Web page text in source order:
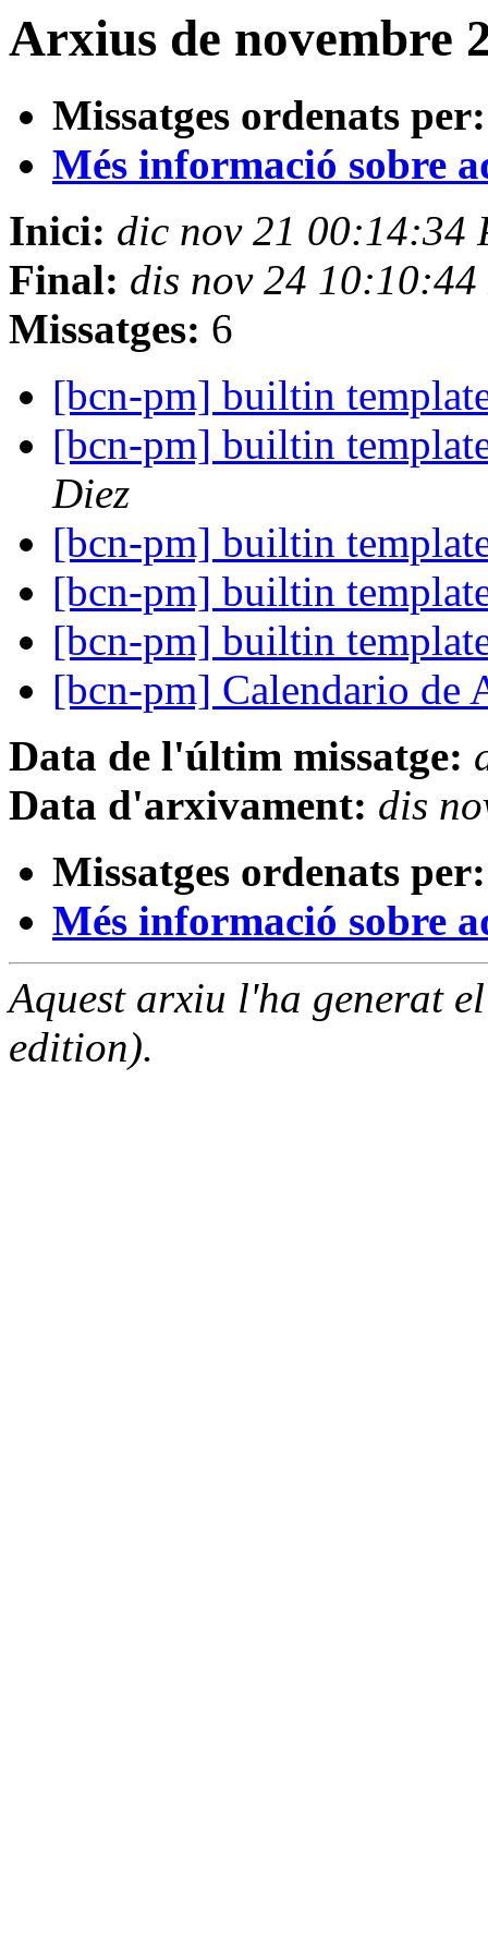
Arxius de novembre
Missatges ordenats per:
Més informació sobre
Inici: dic nov 21 00:14:34
Final: dis nov 24 10:10:44
Missatges: 6
[bcn-pm] builtin
[bcn-pm] builtin
Diez
[bcn-pm] builtin
[bcn-pm] builtin
[bcn-pm] builtin
[bcn-pm] Calendario de
Data de l'últim missatge:
Data d'arxivament: dis
Missatges ordenats per:
Més informació sobre
Aquest arxiu l'ha generat
edition).